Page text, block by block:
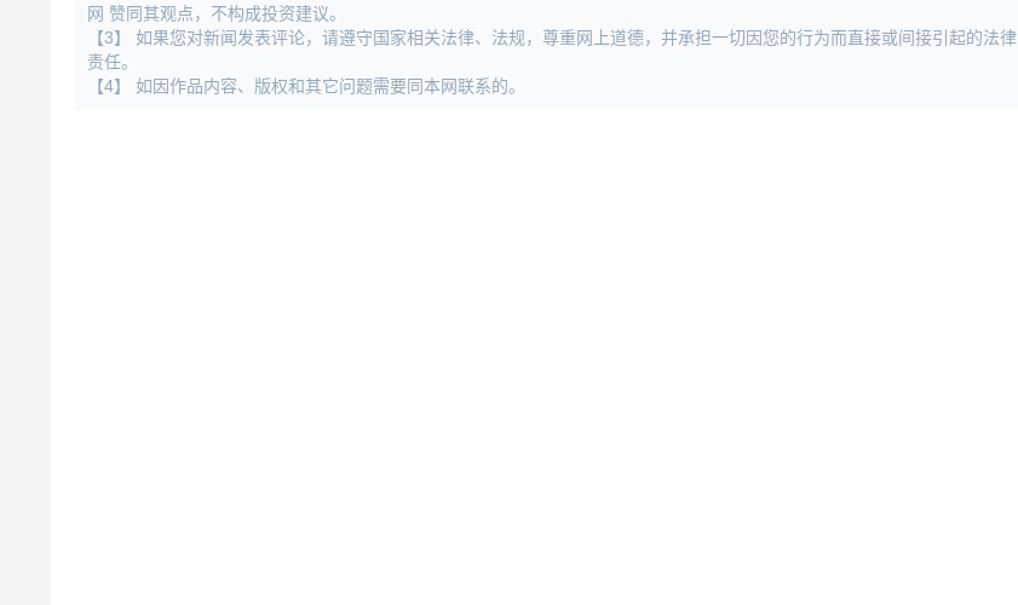
网 赞同其观点，不构成投资建议。
【3】 如果您对新闻发表评论，请遵守国家相关法律、法规，尊重网上道德，并承担一切因您的行为而直接或间接引起的法律
责任。
【4】 如因作品内容、版权和其它问题需要同本网联系的。